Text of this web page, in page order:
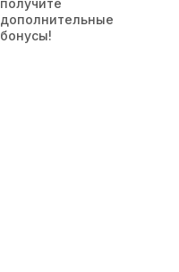
получите
дополнительные
бонусы!